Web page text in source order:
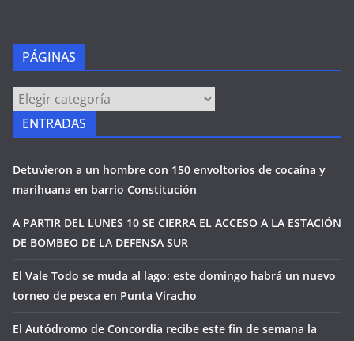
PÁGINAS
PÁGINAS
ENTRADAS
Detuvieron a un hombre con 150 envoltorios de cocaína y
marihuana en barrio Constitución
A PARTIR DEL LUNES 10 SE CIERRA EL ACCESO A LA ESTACIÓN
DE BOMBEO DE LA DEFENSA SUR
El Vale Todo se muda al lago: este domingo habrá un nuevo
torneo de pesca en Punta Viracho
El Autódromo de Concordia recibe este fin de semana la